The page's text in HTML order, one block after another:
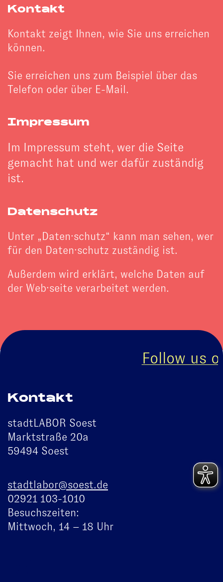
Kontakt
Kontakt zeigt Ihnen, wie Sie uns erreichen
können.
Sie erreichen uns zum Beispiel über das
Telefon oder über E-Mail.
Impressum
Im Impressum steht, wer die Seite
gemacht hat und wer dafür zuständig
ist.
Datenschutz
Unter „Daten·schutz“ kann man sehen, wer
für den Daten·schutz zuständig ist.
Außerdem wird erklärt, welche Daten auf
der Web·seite verarbeitet werden.
Follow us
Kontakt
stadtLABOR Soest
Marktstraße 20a
59494 Soest
stadtlabor@soest.de
02921 103-1010
Besuchszeiten:
Mittwoch, 14 – 18 Uhr